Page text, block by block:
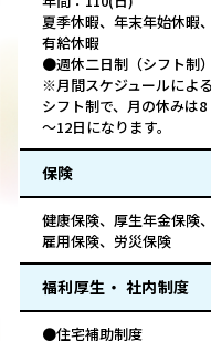
夏季休暇、年末年始休暇、
有給休暇
●週休二日制（シフト制）
※月間スケジュールによる
シフト制で、月の休みは8
～12日になります。
保険
健康保険、厚生年金保険、
雇用保険、労災保険
福利厚生・ 社内制度
●住宅補助制度